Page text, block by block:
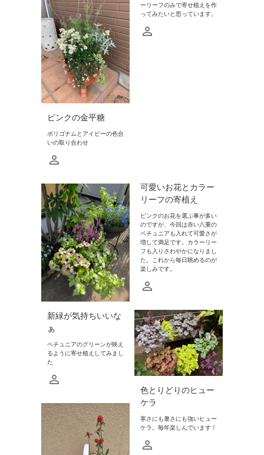
ーリーフのみで寄せ植えを作
ってみたいと思っています。
ピンクの金平糖
ポリゴナムとアイビーの色合
いの取り合わせ
可愛いお花とカラー
リーフの寄植え
ピンクのお花を選ぶ事が多い
のですが、今回は赤い八重の
ペチュニアも入れて可愛さが
増して満足です。カラーリー
フも入りさわやかになりまし
た。これから毎日眺めるのが
楽しみです。
新緑が気持ちいいな
ぁ
ペチュニアのグリーンが映え
るように寄せ植えしてみまし
た
色とりどりのヒュー
ケラ
寒さにも暑さにも強いヒュー
ケラ。毎年楽しんでいます！